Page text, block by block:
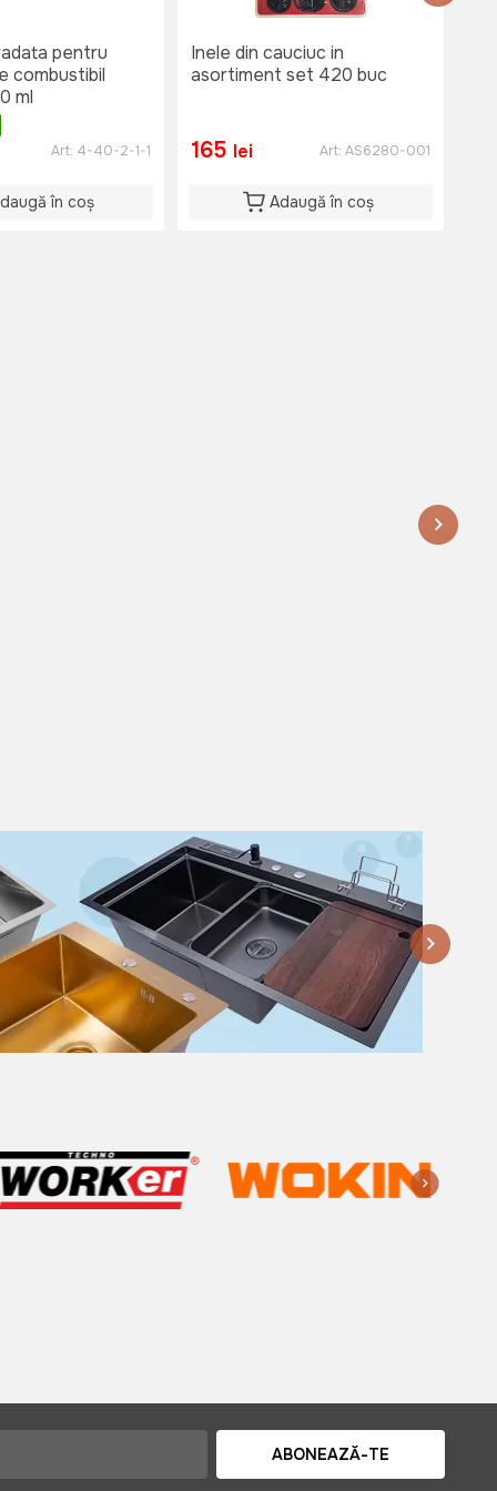
pentru
combustibil
ml
Art: 4-40-2-1-1
în coș
Inele din cauciuc in
asortiment set 420 buc
165 lei Art: AS6280-001
Adaugă în coș
ABONEAZĂ-TE